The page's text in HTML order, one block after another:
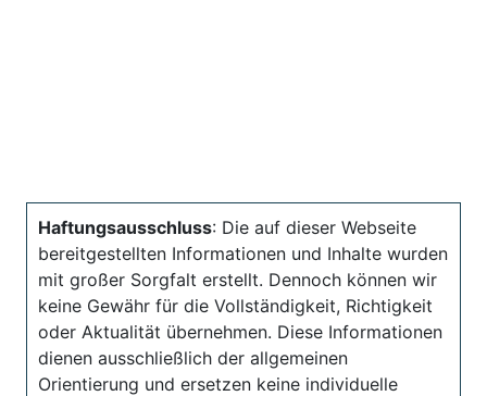
Haftungsausschluss: Die auf dieser Webseite
bereitgestellten Informationen und Inhalte wurden
mit großer Sorgfalt erstellt. Dennoch können wir
keine Gewähr für die Vollständigkeit, Richtigkeit
oder Aktualität übernehmen. Diese Informationen
dienen ausschließlich der allgemeinen
Orientierung und ersetzen keine individuelle